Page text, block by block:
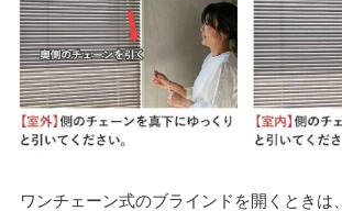
ワンチェーン式のブラインドを開くときは、